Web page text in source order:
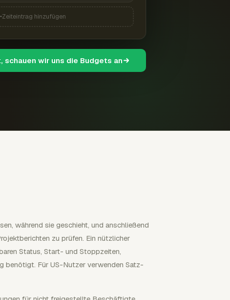
Zeiteintrag hinzufügen
schauen wir uns die Budgets an
während sie geschieht, und anschließend
zu prüfen. Ein nützlicher
Status, Start- und Stoppzeiten,
benötigt. Für US-Nutzer verwenden Satz-